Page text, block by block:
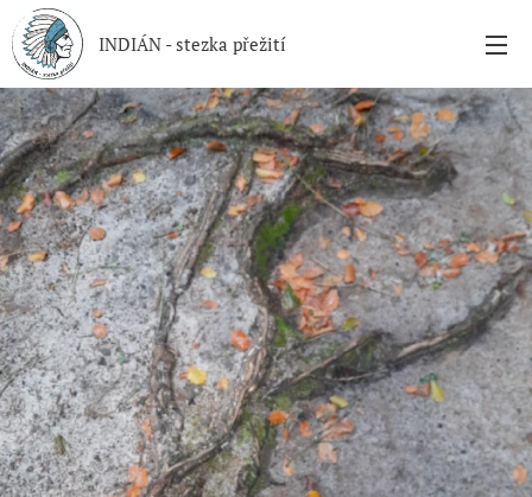
INDIÁN - stezka přežití